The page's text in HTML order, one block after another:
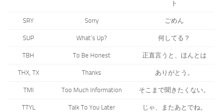
ト
SRY Sorry ごめん
SUP What’s Up? 何してる？
TBH To Be Honest 正直言うと、ほんとは
THX, TX Thanks ありがとう。
TMI Too Much Information そこまで聞きたくない。
TTYL Talk To You Later じゃ、またあとでね。